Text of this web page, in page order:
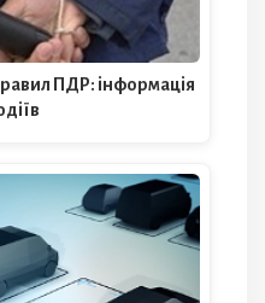
ПДР: інформація